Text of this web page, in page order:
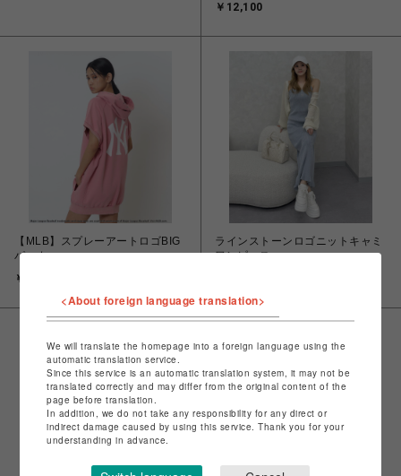
￥12,100
【MLB】スプレーアートロゴBIG
パーカー
￥12,100
ラインストーンロゴニットキャミ
ワンピース
<About foreign language translation>
We will translate the homepage into a foreign language using the
automatic translation service.
Since this service is an automatic translation system, it may not be
translated correctly and may differ from the original content of the
page before translation.
In addition, we do not take any responsibility for any direct or
indirect damage caused by using this service. Thank you for your
understanding in advance.